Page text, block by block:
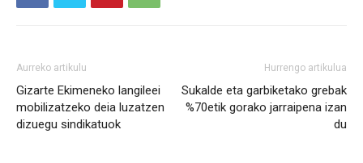
Aurreko artikulu
Gizarte Ekimeneko langileei
mobilizatzeko deia luzatzen
dizuegu sindikatuok
Hurrengo artikulua
Sukalde eta garbiketako grebak
%70etik gorako jarraipena izan
du